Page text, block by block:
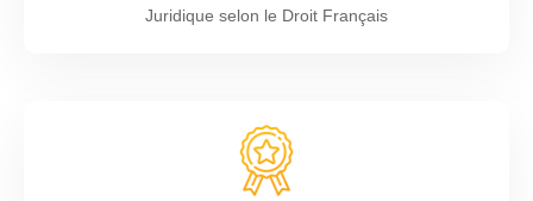
Juridique selon le Droit Français